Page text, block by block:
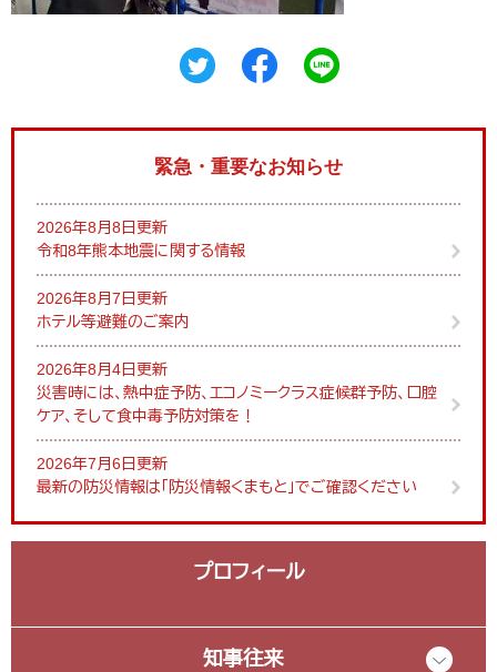
緊急・重要なお知らせ
2026年8月8日更新
令和8年熊本地震に関する情報
2026年8月7日更新
ホテル等避難のご案内
2026年8月4日更新
災害時には、熱中症予防、エコノミークラス症候群予防、口腔
ケア、そして食中毒予防対策を！
2026年7月6日更新
最新の防災情報は「防災情報くまもと」でご確認ください
プロフィール
知事往来